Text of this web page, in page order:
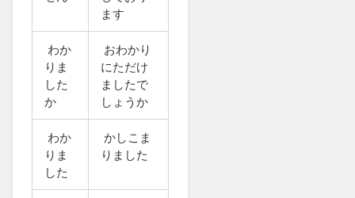
ます
わか
りま
した
か
おわかり
にただけ
ましたで
しょうか
わか
りま
した
かしこま
りました